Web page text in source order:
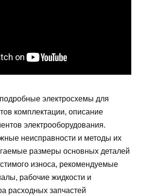
электросхемы для
комплектации, описание
электрооборудования.
неисправности и методы их
размеры основных деталей
износа, рекомендуемые
рабочие жидкости и
расходных запчастей